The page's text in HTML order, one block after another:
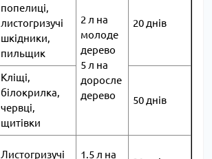
попелиці,
листогризучі
шкідники,
пильщик
2 л на
молоде
дерево
5 л на
доросле
дерево
20 днів
Кліщі,
білокрилка,
червці,
щитівки
50 днів
Листогризучі
1.5 л на